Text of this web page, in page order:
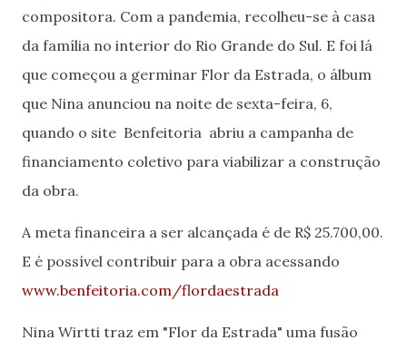
compositora. Com a pandemia, recolheu-se à casa
da família no interior do Rio Grande do Sul. E foi lá
que começou a germinar Flor da Estrada, o álbum
que Nina anunciou na noite de sexta-feira, 6,
quando o site Benfeitoria abriu a campanha de
financiamento coletivo para viabilizar a construção
da obra.
A meta financeira a ser alcançada é de R$ 25.700,00.
E é possível contribuir para a obra acessando
www.benfeitoria.com/flordaestrada
Nina Wirtti traz em "Flor da Estrada" uma fusão